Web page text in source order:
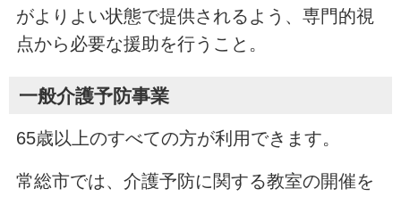
がよりよい状態で提供されるよう、専門的視
点から必要な援助を行うこと。
一般介護予防事業
65歳以上のすべての方が利用できます。
常総市では、介護予防に関する教室の開催を